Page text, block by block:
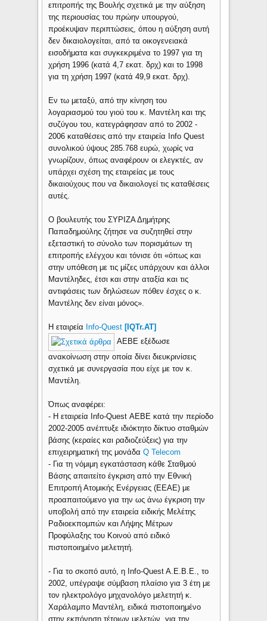
επιτροπής της Βουλής σχετικά με την αύξηση
της περιουσίας του πρώην υπουργού,
προέκυψαν περιπτώσεις, όπου η αύξηση αυτή
δεν δικαιολογείται, από τα οικογενειακά
εισοδήματα και συγκεκριμένα το 1997 για τη
χρήση 1996 (κατά 4,7 εκατ. δρχ) και το 1998
για τη χρήση 1997 (κατά 49,9 εκατ. δρχ).
Εν τω μεταξύ, από την κίνηση του
λογαριασμού του γιού του κ. Μαντέλη και της
συζύγου του, κατεγράφησαν από το 2002 -
2006 καταθέσεις από την εταιρεία Ιnfo Quest
συνολικού ύψους 285.768 ευρώ, χωρίς να
γνωρίζουν, όπως αναφέρουν οι ελεγκτές, αν
υπάρχει σχέση της εταιρείας με τους
δικαιούχους που να δικαιολογεί τις καταθέσεις
αυτές.
Ο βουλευτής του ΣΥΡΙΖΑ Δημήτρης
Παπαδημούλης ζήτησε να συζητηθεί στην
εξεταστική το σύνολο των πορισμάτων τη
επιτροπής ελέγχου και τόνισε ότι «όπως και
στην υπόθεση με τις μίζες υπάρχουν και άλλοι
Μαντέληδες, έτσι και στην αταξία και τις
αντιφάσεις των δηλώσεων πόθεν έσχες ο κ.
Μαντέλης δεν είναι μόνος».
Η εταιρεία Info-Quest [IQTr.AT]
ΑΕΒΕ εξέδωσε
ανακοίνωση στην οποία δίνει διευκρινίσεις
σχετικά με συνεργασία που είχε με τον κ.
Μαντέλη.
Όπως αναφέρει:
- Η εταιρεία Info-Quest ΑΕΒΕ κατά την περίοδο
2002-2005 ανέπτυξε ιδιόκτητο δίκτυο σταθμών
βάσης (κεραίες και ραδιοζεύξεις) για την
επιχειρηματική της μονάδαQ Telecom
- Για τη νόμιμη εγκατάσταση κάθε Σταθμού
Βάσης απαιτείτο έγκριση από την Εθνική
Επιτροπή Ατομικής Ενέργειας (ΕΕΑΕ) με
προαπαιτούμενο για την ως άνω έγκριση την
υποβολή από την εταιρεία ειδικής Μελέτης
Ραδιοεκπομπών και Λήψης Μέτρων
Προφύλαξης του Κοινού από ειδικό
πιστοποιημένο μελετητή.
- Για το σκοπό αυτό, η Info-Quest A.E.B.E., το
2002, υπέγραψε σύμβαση πλαίσιο για 3 έτη με
τον ηλεκτρολόγο μηχανολόγο μελετητή κ.
Χαράλαμπο Μαντέλη, ειδικά πιστοποιημένο
στην εκπόνηση τέτοιων μελετών, για την